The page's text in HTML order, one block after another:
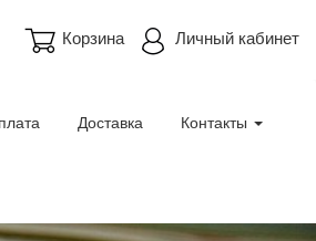
Личный кабинет
Корзина
Доставка Контакты